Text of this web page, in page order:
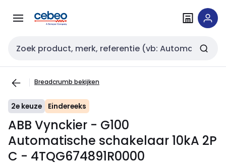
naar
naar
Zoekveld invoer
Breadcrumb bekijken
2e keuze Eindereeks
ABB Vynckier - G100
Automatische schakelaar 10kA 2P
C - 4TQG674891R0000